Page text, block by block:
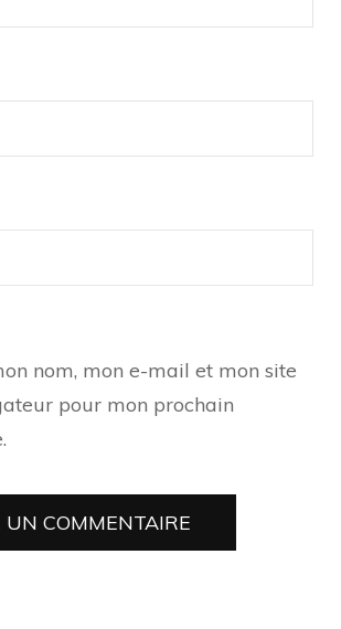
nom, mon e-mail et mon site
pour mon prochain